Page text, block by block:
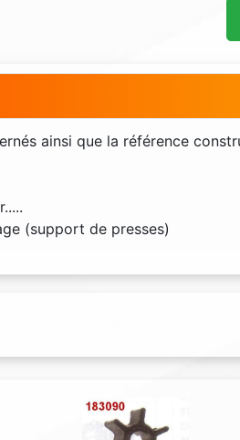
ainsi que la référence
(support de presses)